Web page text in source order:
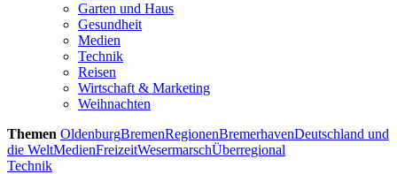
Garten und Haus
Gesundheit
Medien
Technik
Reisen
Wirtschaft & Marketing
Weihnachten
Themen OldenburgBremenRegionenBremerhavenDeutschland und
die WeltMedienFreizeitWesermarschÜberregional
Technik